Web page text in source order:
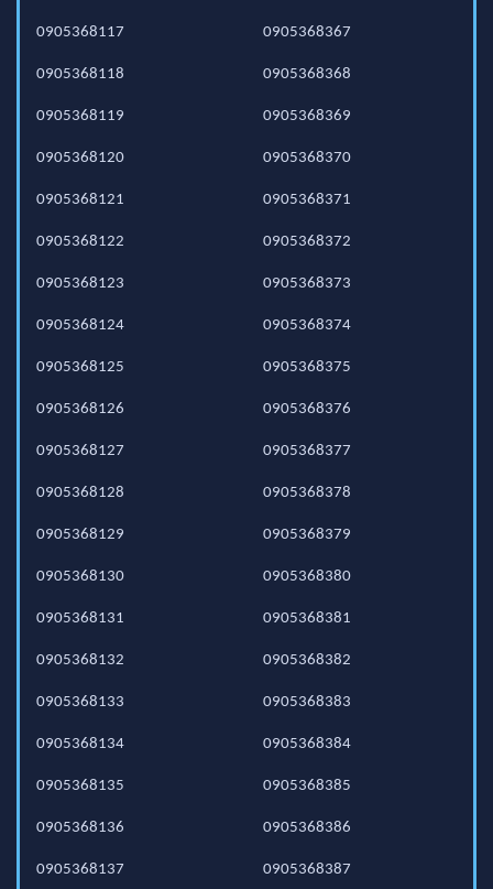
0905368117
0905368118
0905368119
0905368120
0905368121
0905368122
0905368123
0905368124
0905368125
0905368126
0905368127
0905368128
0905368129
0905368130
0905368131
0905368132
0905368133
0905368134
0905368135
0905368136
0905368137
0905368367
0905368368
0905368369
0905368370
0905368371
0905368372
0905368373
0905368374
0905368375
0905368376
0905368377
0905368378
0905368379
0905368380
0905368381
0905368382
0905368383
0905368384
0905368385
0905368386
0905368387